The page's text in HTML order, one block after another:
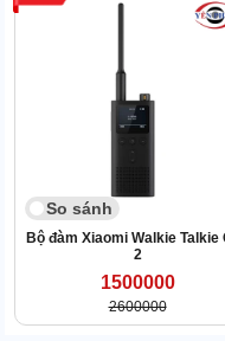
Thiết kế anten bằng
So sánh
Bộ đàm Xiaomi Walkie Talkie
2
1500000
2600000